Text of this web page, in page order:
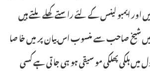
اور ایمبو لینس کے لئے راستے کھلے ملتے ہیں
شیخ صاحب سے منسوب اس بیان پر میں خا صا
میں ہلکی پھلکی مو سیقی ہو ہی جا تی ہے کسی